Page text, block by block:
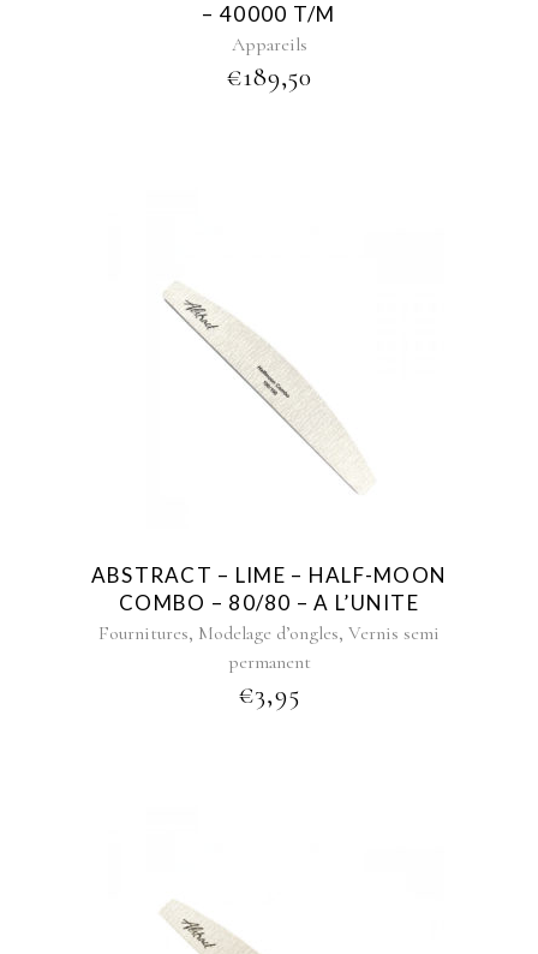
– 40000 T/M
Appareils
€189,50
ABSTRACT – LIME – HALF-MOON
COMBO – 80/80 – A L’UNITE
Fournitures, Modelage d’ongles, Vernis semi
permanent
€3,95